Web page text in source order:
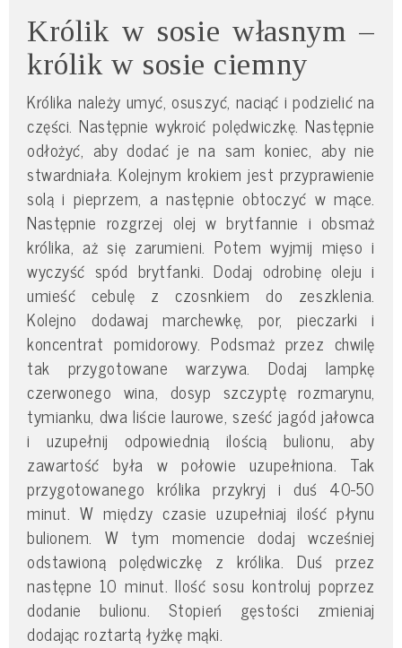
Królik w sosie własnym –
królik w sosie ciemny
Królika należy umyć, osuszyć, naciąć i podzielić na
części. Następnie wykroić polędwiczkę. Następnie
odłożyć, aby dodać je na sam koniec, aby nie
stwardniała. Kolejnym krokiem jest przyprawienie
solą i pieprzem, a następnie obtoczyć w mące.
Następnie rozgrzej olej w brytfannie i obsmaż
królika, aż się zarumieni. Potem wyjmij mięso i
wyczyść spód brytfanki. Dodaj odrobinę oleju i
umieść cebulę z czosnkiem do zeszklenia.
Kolejno dodawaj marchewkę, por, pieczarki i
koncentrat pomidorowy. Podsmaż przez chwilę
tak przygotowane warzywa. Dodaj lampkę
czerwonego wina, dosyp szczyptę rozmarynu,
tymianku, dwa liście laurowe, sześć jagód jałowca
i uzupełnij odpowiednią ilością bulionu, aby
zawartość była w połowie uzupełniona. Tak
przygotowanego królika przykryj i duś 40-50
minut. W między czasie uzupełniaj ilość płynu
bulionem. W tym momencie dodaj wcześniej
odstawioną polędwiczkę z królika. Duś przez
następne 10 minut. Ilość sosu kontroluj poprzez
dodanie bulionu. Stopień gęstości zmieniaj
dodając roztartą łyżkę mąki.